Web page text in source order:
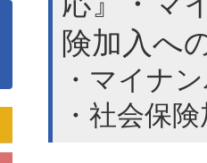
険加入へ
・マイナ
・社会保